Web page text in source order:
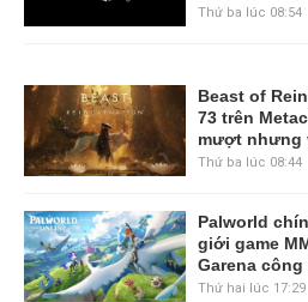
Thứ ba lúc 08:54
Beast of
73 trên
mượt nhưng
Thứ ba lúc 08:44
Palworld
giới game
Garena
Thứ hai lúc 17:29